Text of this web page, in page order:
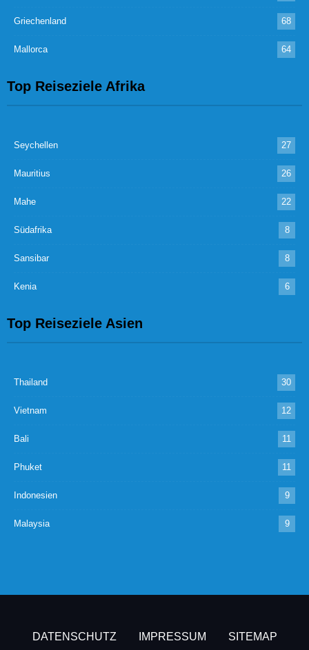
Griechenland 68
Mallorca 64
Top Reiseziele Afrika
Seychellen 27
Mauritius 26
Mahe 22
Südafrika 8
Sansibar 8
Kenia 6
Top Reiseziele Asien
Thailand 30
Vietnam 12
Bali 11
Phuket 11
Indonesien 9
Malaysia 9
DATENSCHUTZ IMPRESSUM SITEMAP